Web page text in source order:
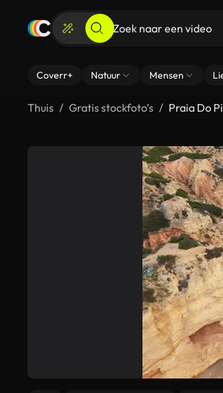
Coverr+ Natuur Mensen
Thuis Gratis stockfoto’s Praia Do